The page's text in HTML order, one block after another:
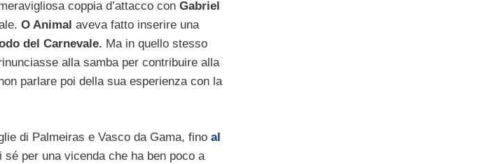
coppia d’attacco con Gabriel
O Animal aveva fatto inserire una
del Carnevale. Ma in quello stesso
alla samba per contribuire alla
parlare poi della sua esperienza con la
di Palmeiras e Vasco da Gama, fino al
per una vicenda che ha ben poco a